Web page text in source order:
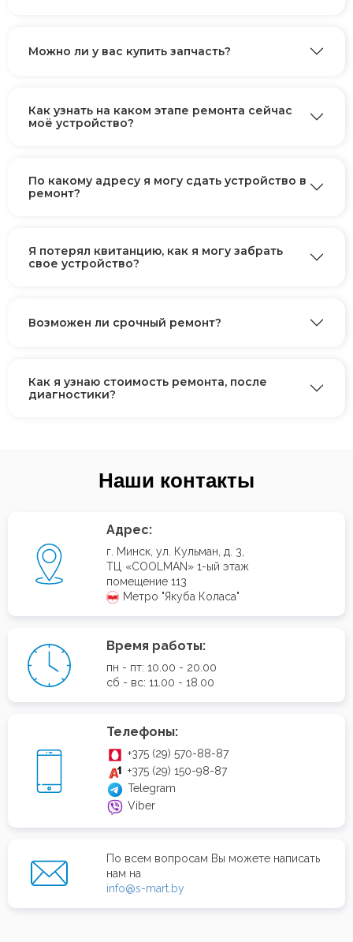
Можно ли у вас купить запчасть?
Как узнать на каком этапе ремонта сейчас
моё устройство?
По какому адресу я могу сдать устройство в
ремонт?
Я потерял квитанцию, как я могу забрать
свое устройство?
Возможен ли срочный ремонт?
Как я узнаю стоимость ремонта, после
диагностики?
Наши контакты
Адрес:
г. Минск, ул. Кульман, д. 3,
ТЦ «COOLMAN» 1-ый этаж
помещение 113
Метро "Якуба Коласа"
Время работы:
пн - пт: 10.00 - 20.00
сб - вс: 11.00 - 18.00
Телефоны:
+375 (29) 570-88-87
+375 (29) 150-98-87
Telegram
Viber
По всем вопросам Вы можете написать
нам на
info@s-mart.by